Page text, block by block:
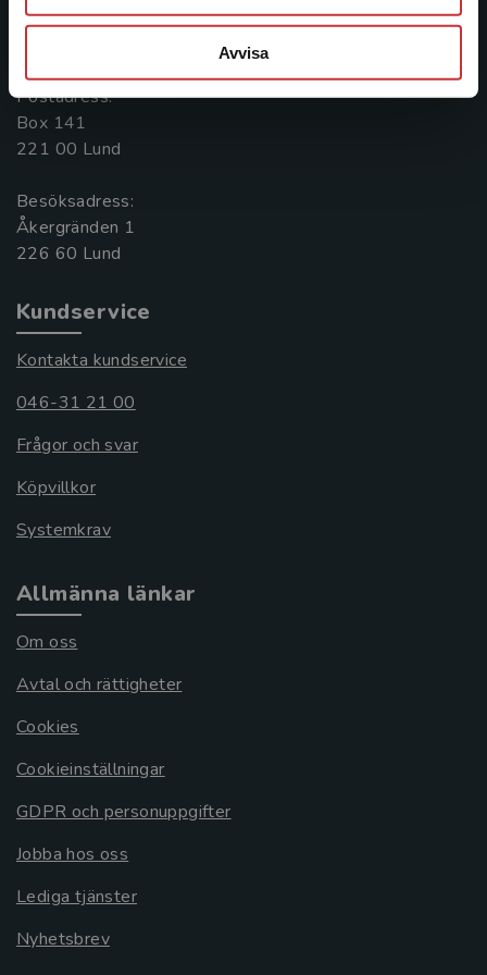
Avvisa
Kontakta oss
Postadress:
Box 141
221 00 Lund
Besöksadress:
Åkergränden 1
Kundservice
Kontakta kundservice
046-31 21 00
Frågor och svar
Köpvillkor
Systemkrav
Allmänna länkar
Om oss
Avtal och rättigheter
Cookies
Cookieinställningar
GDPR och personuppgifter
Jobba hos oss
Lediga tjänster
Nyhetsbrev